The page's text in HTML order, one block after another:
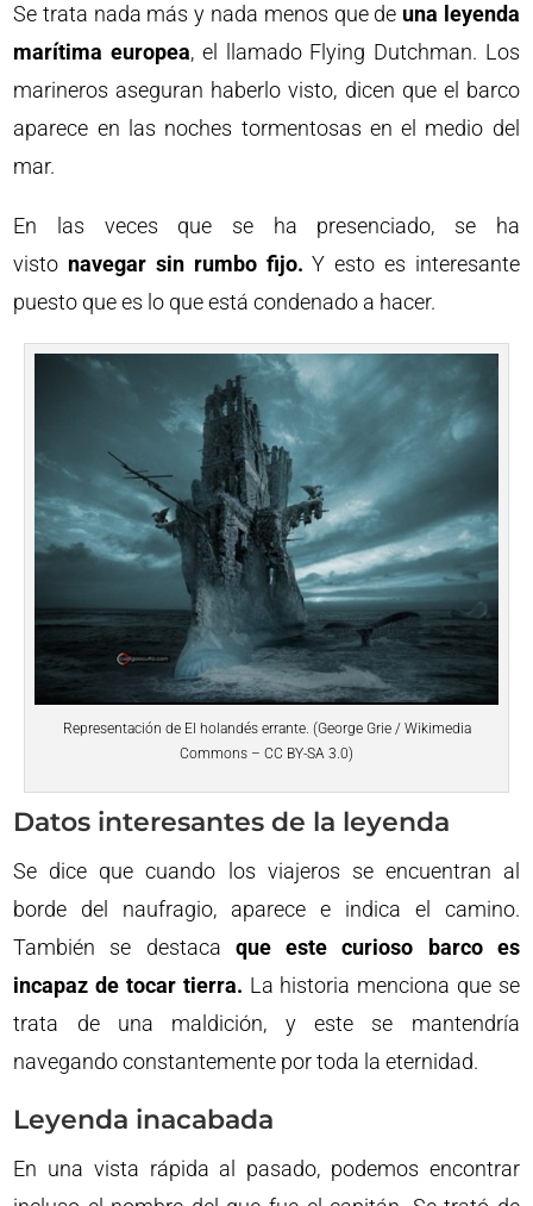
Se trata nada más y nada menos que de una leyenda
marítima europea, el llamado Flying Dutchman. Los
marineros aseguran haberlo visto, dicen que el barco
aparece en las noches tormentosas en el medio del
mar.
En las veces que se ha presenciado, se ha
visto navegar sin rumbo fijo.Y esto es interesante
puesto que es lo que está condenado a hacer.
Representación de El holandés errante. (George Grie / Wikimedia
Commons – CC BY-SA 3.0)
Datos interesantes de la leyenda
Se dice que cuando los viajeros se encuentran al
borde del naufragio, aparece e indica el camino.
También se destaca que este curioso barco es
incapaz de tocar tierra. La historia menciona que se
trata de una maldición, y este se mantendría
navegando constantemente por toda la eternidad.
Leyenda inacabada
En una vista rápida al pasado, podemos encontrar